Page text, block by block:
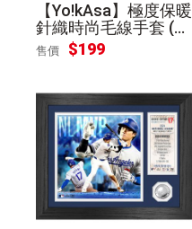
【Yo!kAsa】極度保暖
針織時尚毛線手套 (灰
色)
售價 $199